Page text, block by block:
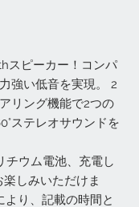
スピーカー！コンパ
強い低音を実現。 2
リング機能で2つの
ステレオサウンドを
チウム電池、充電し
しみいただけま
り、記載の時間と